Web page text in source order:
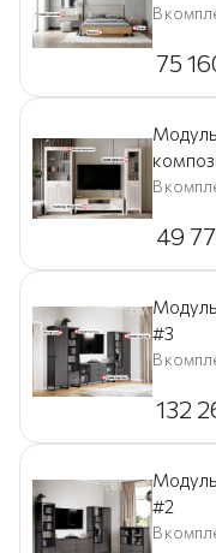
В
75
В
49
#3
В
132
#2
В